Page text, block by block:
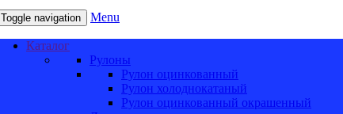
Toggle navigation Menu
Каталог
Рулоны
Рулон оцинкованный
Рулон холоднокатаный
Рулон оцинкованный окрашенный